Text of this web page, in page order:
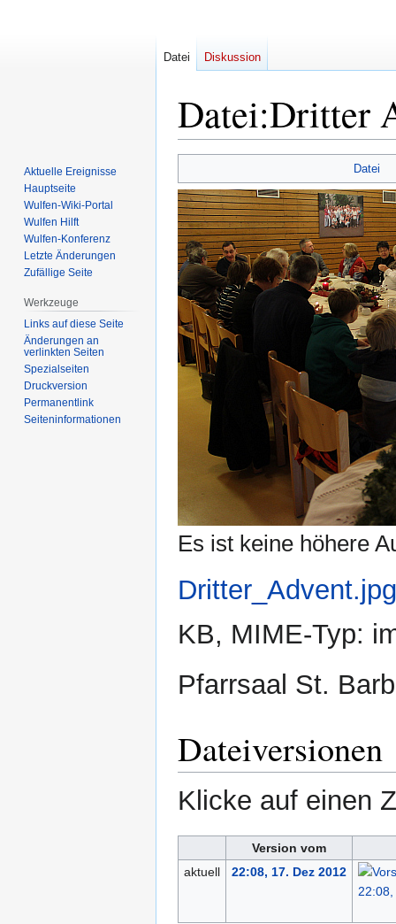
Datei:Dritter
Navigation
springen
Suche
springen
Datei
Es ist keine höhere
Dritter_Advent.jpg
KB, MIME-Typ:
Pfarrsaal St.
Dateiversionen
Klicke auf einen
Version vom
aktuell
22:08, 17. Dez 2012
Datei Diskussion
Aktuelle Ereignisse
Hauptseite
Wulfen-Wiki-Portal
Wulfen Hilft
Wulfen-Konferenz
Letzte Änderungen
Zufällige Seite
Werkzeuge
Links auf diese Seite
Änderungen an
verlinkten Seiten
Spezialseiten
Druckversion
Permanentlink
Seiten­­informationen